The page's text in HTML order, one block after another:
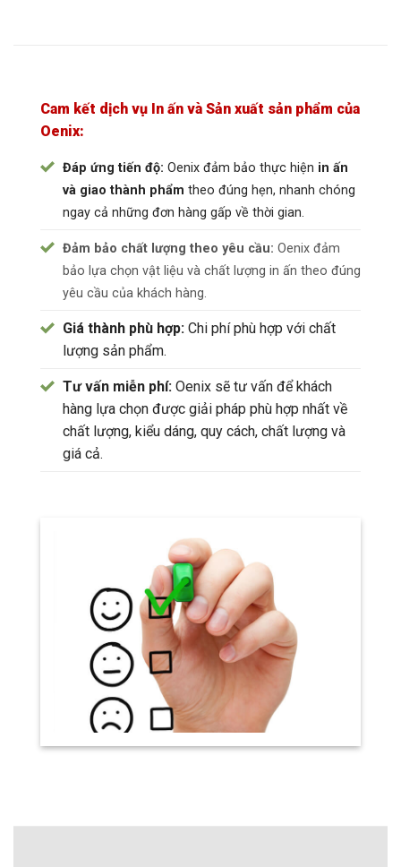
Cam kết dịch vụ In ấn và Sản xuất sản phẩm của
Oenix:
Đáp ứng tiến độ: Oenix đảm bảo thực hiện in ấn
và giao thành phẩm theo đúng hẹn, nhanh chóng
ngay cả những đơn hàng gấp về thời gian.
Đảm bảo chất lượng theo yêu cầu: Oenix đảm
bảo lựa chọn vật liệu và chất lượng in ấn theo đúng
yêu cầu của khách hàng.
Giá thành phù hợp: Chi phí phù hợp với chất
lượng sản phẩm.
Tư vấn miễn phí: Oenix sẽ tư vấn để khách
hàng lựa chọn được giải pháp phù hợp nhất về
chất lượng, kiểu dáng, quy cách, chất lượng và
giá cả.